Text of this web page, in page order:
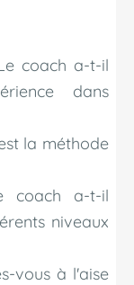
coach a-t-il
dans
la méthode
coach a-t-il
niveaux
vous à l'aise